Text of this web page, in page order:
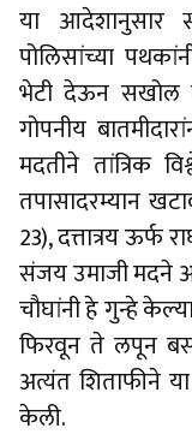
या आदेशानुसार
पोलिसांच्या
भेटी देऊन सखोल
गोपनीय
मदतीने तांत्रिक
तपासादरम्यान
23), दत्तात्रय
संजय उमाजी मदने
चौघांनी हे गुन्हे
फिरवून ते लपून
अत्यंत शिताफीने
केली.